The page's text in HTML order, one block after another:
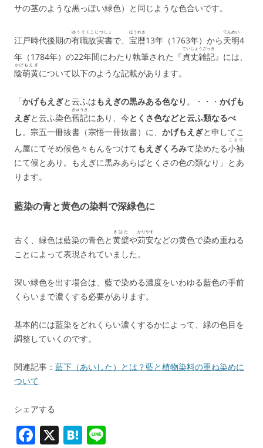
サの茎のような黒っぽい緑色）と同じような色合いです。
江戸時代後期の有職故実書
ゆうそくこじつしょ
で、 宝暦
ほうれき
13年（1763年）から天明
てんめい
4
年（1784年）の22年間にわたり執筆された『 貞丈雑記
ていじょうざっき
』には、
陰萌黄
かげもえぎ
について以下のような記載があります。
「かげもえぎと云ふはもえぎの黒みある色なり 。・・・ かげも
えぎと云ふ染色舊記
きゅうき
にあり、今とくさ色などと云ふ類なるべ
し。宗五一冊抜書（宗悟一冊抜書）に、 かげもえぎと申してこ
ん屋にてそめ候色々もんをつけて もえぎくろみて染めたる小袖
こそで
にて候とあり。もえぎに黒みあらばとくさの色の類なり」とあ
ります。
藍染の青と黄色の染料で深緑色に
古く、緑色は藍染の青色と黄檗
きはた
や苅安
かりやす
などの黄色で染め重ねる
ことによって表現されていました。
深い緑色を出す場合は、藍で染める濃度をいわゆる藍色の手前
くらいまで濃くする必要があります。
基本的には藍染をどれくらい濃くするかによって、緑の色目を
調整していくのです。
関連記事： 藍下（あいした）とは？藍と植物染料の重ね染めに
ついて
シェアする
F X H